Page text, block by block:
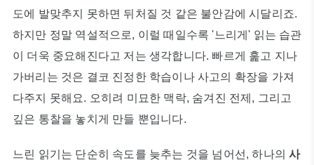
도에 발맞추지 못하면 뒤처질 것 같은 불안감에 시달리죠.
하지만 정말 역설적으로, 이럴 때일수록 '느리게' 읽는 습관
이 더욱 중요해진다고 저는 생각합니다. 빠르게 훑고 지나
가버리는 것은 결코 진정한 학습이나 사고의 확장을 가져
다주지 못해요. 오히려 미묘한 맥락, 숨겨진 전제, 그리고
깊은 통찰을 놓치게 만들 뿐입니다.
느린 읽기는 단순히 속도를 늦추는 것을 넘어선, 하나의사